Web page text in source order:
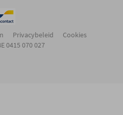
Privacybeleid
Cookies
0415 070 027